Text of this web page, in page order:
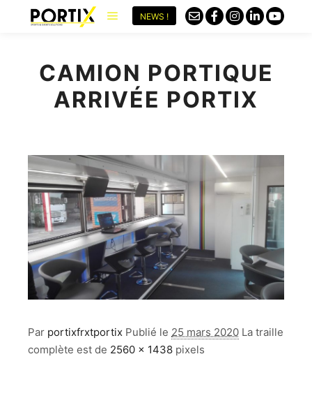
NEWS !
CAMION PORTIQUE
ARRIVÉE PORTIX
Par portixfrxtportix Publié le 25 mars 2020 La traille
complète est de 2560 × 1438 pixels